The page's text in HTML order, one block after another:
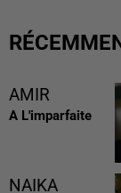
AMIR
A L'imparfaite
NAIKA